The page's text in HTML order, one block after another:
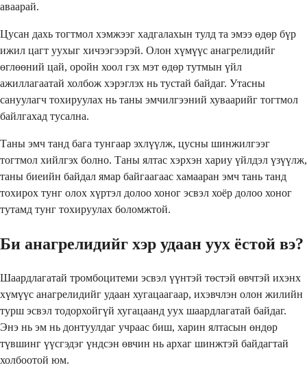
аваарай.
Цусан дахь тогтмол хэмжээг хадгалахын тулд та эмээ өдөр бүр
ижил цагт уухыг хичээгээрэй. Олон хүмүүс анагрелидийг
өглөөний цай, оройн хоол гэх мэт өдөр тутмын үйл
ажиллагаатай холбож хэрэглэх нь тустай байдаг. Утасны
сануулагч тохируулах нь таны эмчилгээний хуваарийг тогтмол
байлгахад тусална.
Таны эмч танд бага тунгаар эхлүүлж, цусны шинжилгээг
тогтмол хийлгэх болно. Таны ялтас хэрхэн хариу үйлдэл үзүүлж,
таны биеийн байдал ямар байгаагаас хамааран эмч тань танд
тохирох тунг олох хүртэл долоо хоног эсвэл хоёр долоо хоног
тутамд тунг тохируулах боломжтой.
Би анагрелидийг хэр удаан уух ёстой вэ?
Шаардлагатай тромбоцитеми эсвэл үүнтэй төстэй өвчтэй ихэнх
хүмүүс анагрелидийг удаан хугацаагаар, ихэвчлэн олон жилийн
турш эсвэл тодорхойгүй хугацаанд уух шаардлагатай байдаг.
Энэ нь эм нь донтуулдаг учраас биш, харин ялтасын өндөр
түвшинг үүсгэдэг үндсэн өвчин нь архаг шинжтэй байдагтай
холбоотой юм.